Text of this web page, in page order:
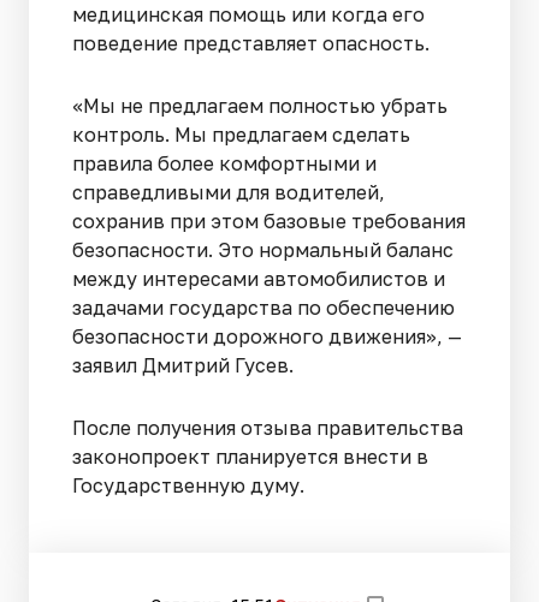
медицинская помощь или когда его
поведение представляет опасность.
«Мы не предлагаем полностью убрать
контроль. Мы предлагаем сделать
правила более комфортными и
справедливыми для водителей,
сохранив при этом базовые требования
безопасности. Это нормальный баланс
между интересами автомобилистов и
задачами государства по обеспечению
безопасности дорожного движения», —
заявил Дмитрий Гусев.
После получения отзыва правительства
законопроект планируется внести в
Государственную думу.